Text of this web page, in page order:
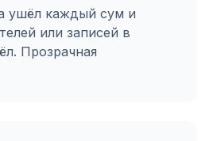
ушёл каждый сум и
или записей в
Прозрачная